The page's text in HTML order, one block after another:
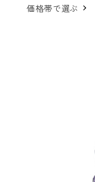
価格帯で選ぶ